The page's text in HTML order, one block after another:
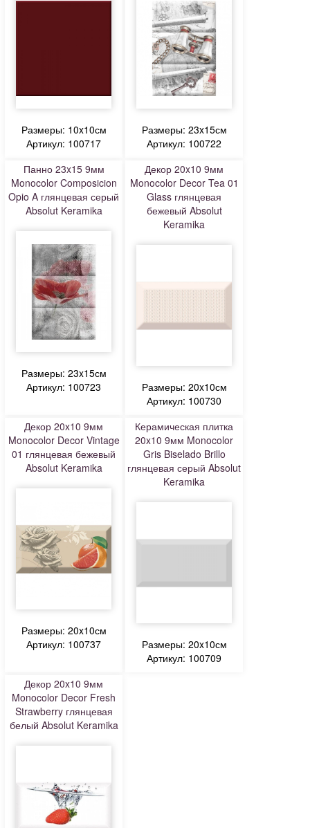
Размеры: 10x10см
Артикул: 100717
Размеры: 23x15см
Артикул: 100722
Панно 23x15 9мм
Monocolor Composicion
Opio A глянцевая серый
Absolut Keramika
Размеры: 23x15см
Артикул: 100723
Декор 20x10 9мм
Monocolor Decor Tea 01
Glass глянцевая
бежевый Absolut
Keramika
Размеры: 20x10см
Артикул: 100730
Декор 20x10 9мм
Monocolor Decor Vintage
01 глянцевая бежевый
Absolut Keramika
Размеры: 20x10см
Артикул: 100737
Керамическая плитка
20x10 9мм Monocolor
Gris Biselado Brillo
глянцевая серый Absolut
Keramika
Размеры: 20x10см
Артикул: 100709
Декор 20x10 9мм
Monocolor Decor Fresh
Strawberry глянцевая
белый Absolut Keramika